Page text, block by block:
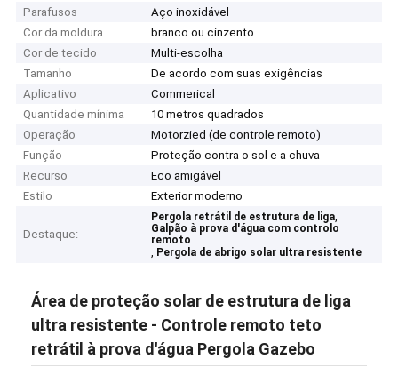
Parafusos
Aço inoxidável
Cor da moldura
branco ou cinzento
Cor de tecido
Multi-escolha
Tamanho
De acordo com suas exigências
Aplicativo
Commerical
Quantidade mínima
10 metros quadrados
Operação
Motorzied (de controle remoto)
Função
Proteção contra o sol e a chuva
Recurso
Eco amigável
Estilo
Exterior moderno
Destaque:
Pergola retrátil de estrutura de liga,
Galpão à prova d'água com controlo
remoto
, Pergola de abrigo solar ultra resistente
Área de proteção solar de estrutura de liga
ultra resistente - Controle remoto teto
retrátil à prova d'água Pergola Gazebo